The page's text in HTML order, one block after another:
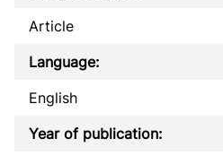
Article
Language:
English
Year of publication: